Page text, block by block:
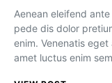
Aenean eleifend
pede dis dolor
enim. Venenatis
amet luctus enim